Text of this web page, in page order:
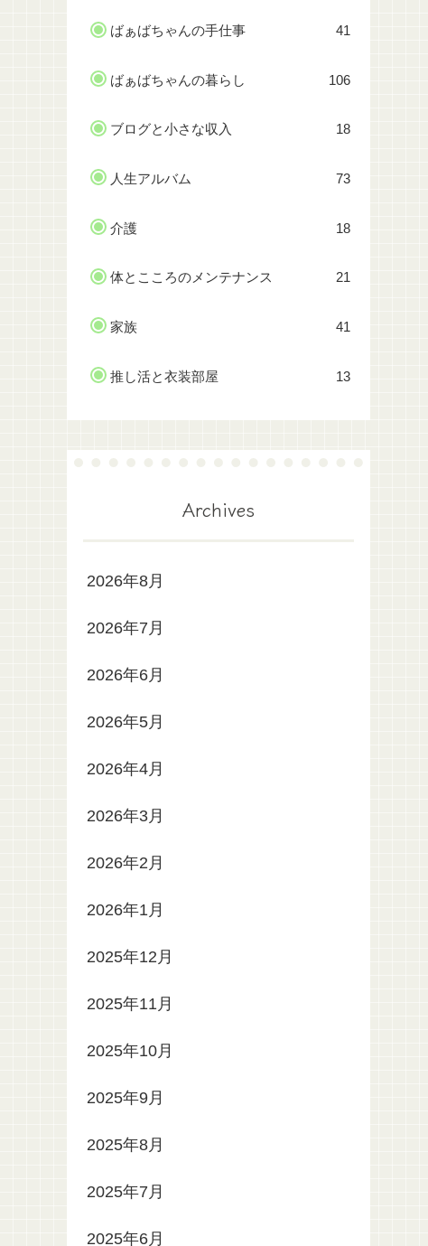
ばぁばちゃんの手仕事 41
ばぁばちゃんの暮らし 106
ブログと小さな収入 18
人生アルバム 73
介護 18
体とこころのメンテナンス 21
家族 41
推し活と衣装部屋 13
Archives
2026年8月
2026年7月
2026年6月
2026年5月
2026年4月
2026年3月
2026年2月
2026年1月
2025年12月
2025年11月
2025年10月
2025年9月
2025年8月
2025年7月
2025年6月